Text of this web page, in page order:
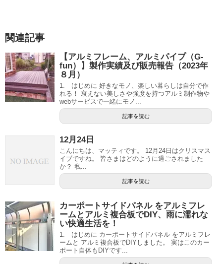
関連記事
【アルミフレーム、アルミパイプ（G-
fun）】製作実績及び販売報告（2023年
８月）
1. はじめに 好きなモノ、楽しい暮らしは自分で作
れる！ 衰えない美しさや強度を持つアルミ制作物や
webサービスで一緒にモノ...
記事を読む
12月24日
こんにちは、マッティです。 12月24日はクリスマス
イブですね。 皆さまはどのように過ごされました
か？ 私...
記事を読む
カーポートサイドパネル をアルミフレ
ームとアルミ複合板でDIY、雨に濡れな
い快適生活を！
1. はじめに カーポートサイドパネル をアルミフレ
ームと アルミ複合板でDIYしました。 実はこのカー
ポート自体もDIYです...